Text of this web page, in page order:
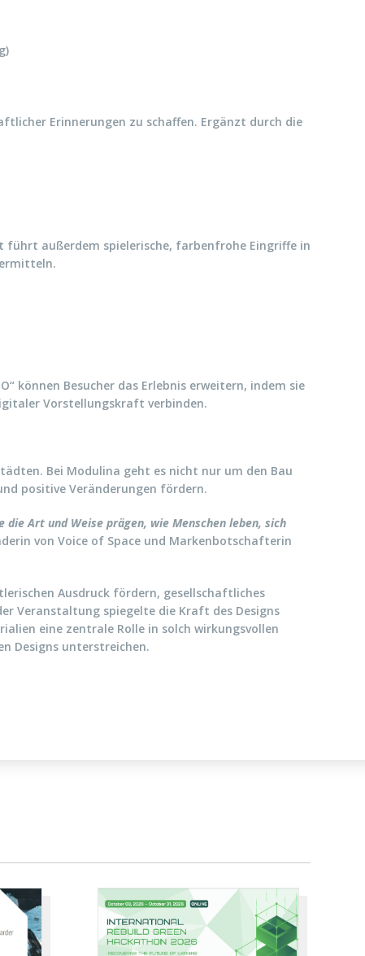
Erinnerungen zu schaffen. Ergänzt durch die
führt außerdem spielerische, farbenfrohe Eingriffe in
können Besucher das Erlebnis erweitern, indem sie
Vorstellungskraft verbinden.
Bei Modulina geht es nicht nur um den Bau
positive Veränderungen fördern.
Art und Weise prägen, wie Menschen leben, sich
von Voice of Space und Markenbotschafterin
Ausdruck fördern, gesellschaftliches
Veranstaltung spiegelte die Kraft des Designs
eine zentrale Rolle in solch wirkungsvollen
Designs unterstreichen.